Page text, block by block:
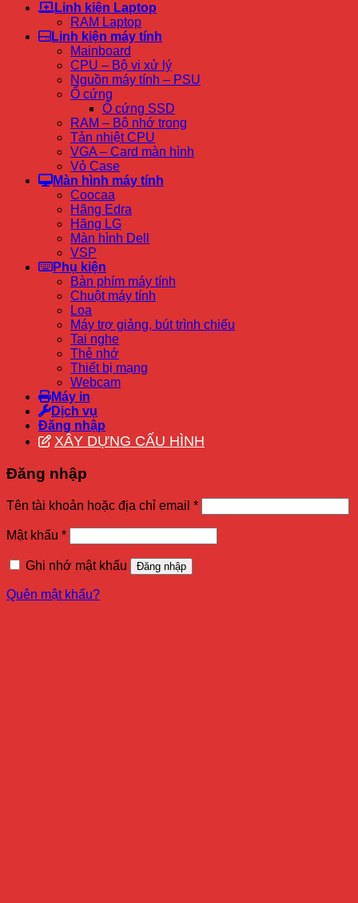
Linh kiện Laptop
RAM Laptop
Linh kiện máy tính
Mainboard
CPU – Bộ vi xử lý
Nguồn máy tính – PSU
Ổ cứng
Ổ cứng SSD
RAM – Bộ nhớ trong
Tản nhiệt CPU
VGA – Card màn hình
Vỏ Case
Màn hình máy tính
Coocaa
Hãng Edra
Hãng LG
Màn hình Dell
VSP
Phụ kiện
Bàn phím máy tính
Chuột máy tính
Loa
Máy trợ giảng, bút trình chiếu
Tai nghe
Thẻ nhớ
Thiết bị mạng
Webcam
Máy in
Dịch vụ
Đăng nhập
XÂY DỰNG CẤU HÌNH
Đăng nhập
Tên tài khoản hoặc địa chỉ email *
Mật khẩu *
Ghi nhớ mật khẩu Đăng nhập
Quên mật khẩu?